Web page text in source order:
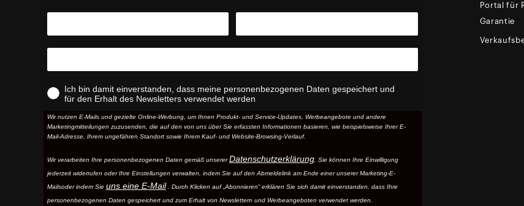
Ich bin damit einverstanden, dass meine personenbezogenen Daten gespeichert und
für den Erhalt des Newsletters verwendet werden
Wir nutzen E-Mails und gezielte Online-Werbung, um Ihnen Produkt- und Service-Updates, Werbeangebote und andere
Marketingmitteilungen zuzusenden, die auf den von uns über Sie erfassten Informationen basieren, wie beispielsweise Ihrer E-
Mail-Adresse, Ihrem ungefähren Standort sowie Ihrem Kauf- und Website-Browsing-Verlauf.
Wir verarbeiten Ihre personenbezogenen Daten gemäß unsererDatenschutzerklärung. Sie können Ihre Einwilligung
jederzeit widerrufen oder Ihre Einstellungen verwalten, indem Sie auf den Abmeldelink am Ende einer unserer Marketing-E-
Mailsoder indem Sie uns eine E-Mail. Durch Klicken auf „Abonnieren“ erklären Sie sich damit einverstanden, dass Ihre
personenbezogenen Daten gespeichert und zum Erhalt von Newslettern und Werbeangeboten verwendet werden.
Portal für
Garantie